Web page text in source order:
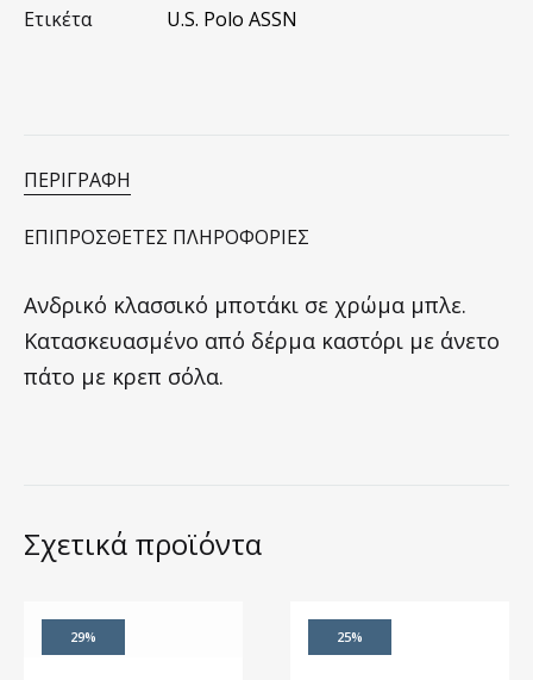
Ετικέτα
U.S. Polo ASSN
ΠΕΡΙΓΡΑΦΉ
ΕΠΙΠΡΌΣΘΕΤΕΣ ΠΛΗΡΟΦΟΡΊΕΣ
Ανδρικό κλασσικό μποτάκι σε χρώμα μπλε.
Κατασκευασμένο από δέρμα καστόρι με άνετο
πάτο με κρεπ σόλα.
Σχετικά προϊόντα
29% 25%